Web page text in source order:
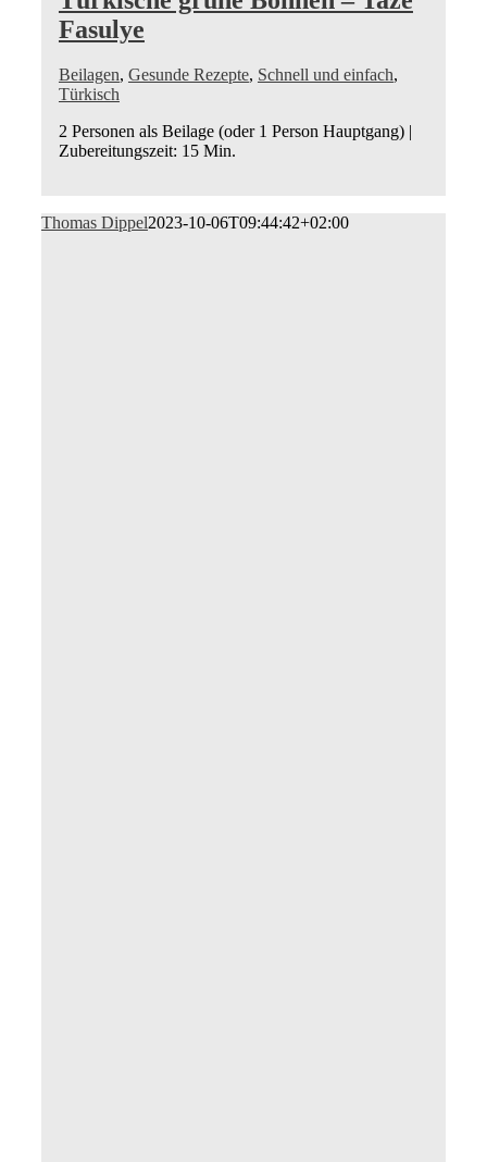
Fasulye
Beilagen, Gesunde Rezepte, Schnell und einfach,
Türkisch
2 Personen als Beilage (oder 1 Person Hauptgang) |
Zubereitungszeit: 15 Min.
Thomas Dippel2023-10-06T09:44:42+02:00